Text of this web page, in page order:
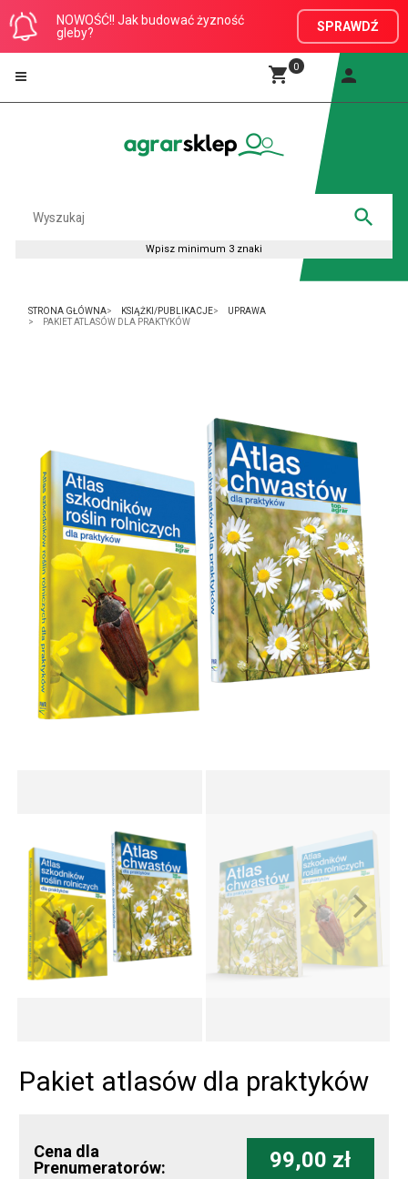
NOWOŚĆ!! Jak budować żyzność
gleby?
SPRAWDŹ
0
STRONA GŁÓWNA KSIĄŻKI/PUBLIKACJE
UPRAWA
PAKIET ATLASÓW DLA PRAKTYKÓW
Pakiet atlasów dla praktyków
Cena dla
Prenumeratorów:
99,00 zł